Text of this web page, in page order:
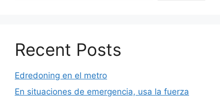
Recent Posts
Edredoning en el metro
En situaciones de emergencia, usa la fuerza